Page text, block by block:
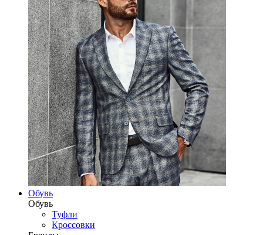
Обувь
Обувь
Туфли
Кроссовки